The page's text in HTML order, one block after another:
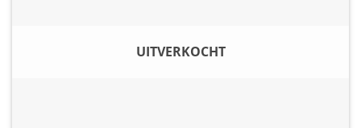
UITVERKOCHT